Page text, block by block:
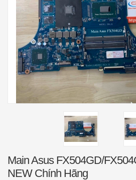
Main Asus FX504GD/
NEW Chính Hãng